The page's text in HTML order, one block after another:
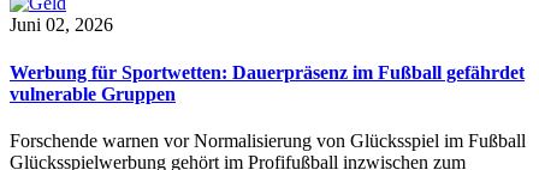
Juni 02, 2026
Werbung für Sportwetten: Dauerpräsenz im Fußball gefährdet
vulnerable Gruppen
Forschende warnen vor Normalisierung von Glücksspiel im Fußball
Glücksspielwerbung gehört im Profifußball inzwischen zum